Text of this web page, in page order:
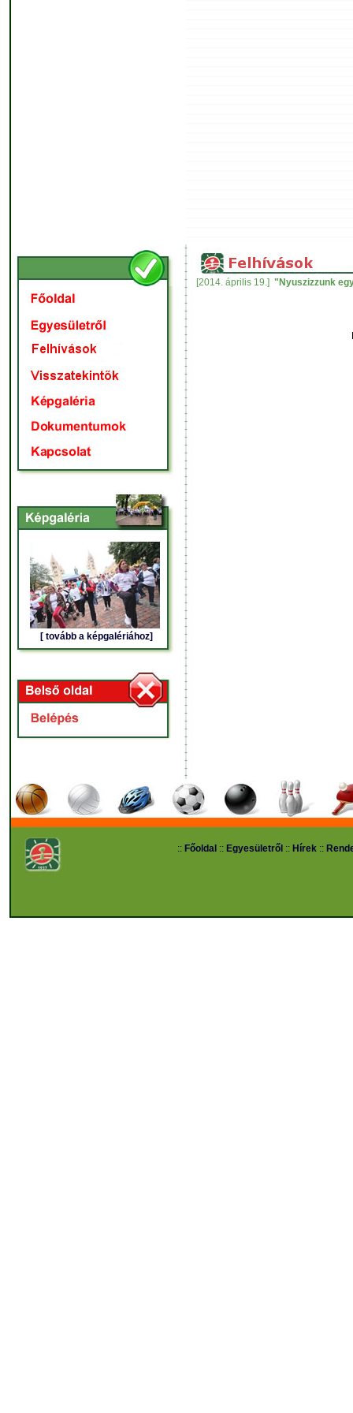
[ tovább a képgalériához]
[2014. április 19.] "Nyuszizzunk
:: Főoldal :: Egyesületről :: Hírek ::